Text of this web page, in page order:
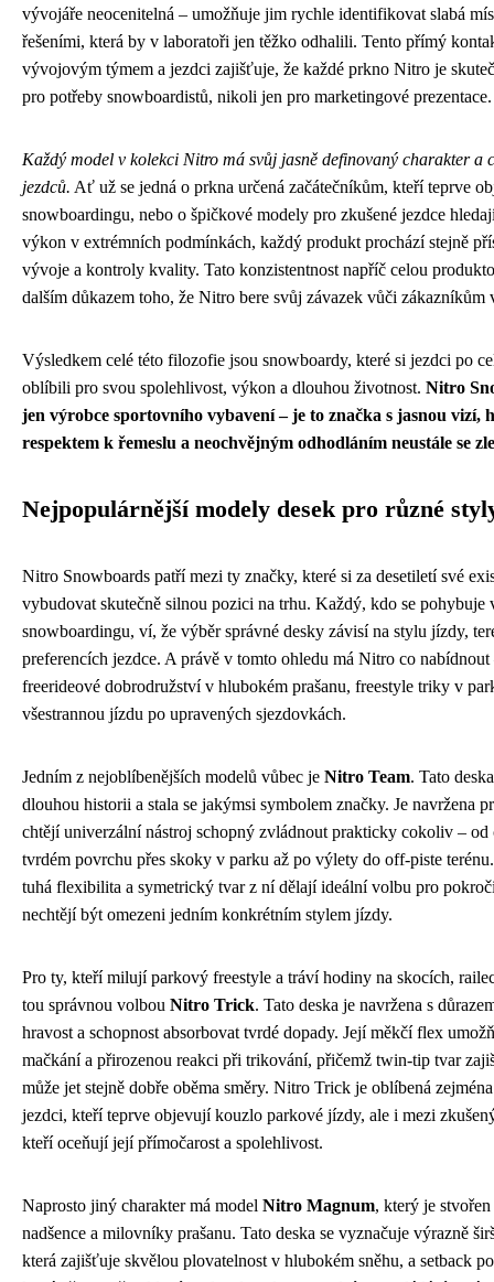
vývojáře neocenitelná – umožňuje jim rychle identifikovat slabá
řešeními, která by v laboratoři jen těžko odhalili. Tento přímý
vývojovým týmem a jezdci zajišťuje, že každé prkno Nitro je
pro potřeby snowboardistů, nikoli jen pro marketingové prezentace.
Každý model v kolekci Nitro má svůj jasně definovaný charakter a
jezdců. Ať už se jedná o prkna určená začátečníkům, kteří teprve
snowboardingu, nebo o špičkové modely pro zkušené jezdce
výkon v extrémních podmínkách, každý produkt prochází stejně
vývoje a kontroly kvality. Tato konzistentnost napříč celou
dalším důkazem toho, že Nitro bere svůj závazek vůči zákazníkům
Výsledkem celé této filozofie jsou snowboardy, které si jezdci po
oblíbili pro svou spolehlivost, výkon a dlouhou životnost. Nitro
jen výrobce sportovního vybavení – je to značka s jasnou vizí,
respektem k řemeslu a neochvějným odhodláním neustále se
Nejpopulárnější modely desek pro různé
Nitro Snowboards patří mezi ty značky, které si za desetiletí své
vybudovat skutečně silnou pozici na trhu. Každý, kdo se pohybuje
snowboardingu, ví, že výběr správné desky závisí na stylu jízdy,
preferencích jezdce. A právě v tomto ohledu má Nitro co
freerideové dobrodružství v hlubokém prašanu, freestyle triky v
všestrannou jízdu po upravených sjezdovkách.
Jedním z nejoblíbenějších modelů vůbec je Nitro Team. Tato
dlouhou historii a stala se jakýmsi symbolem značky. Je navržena
chtějí univerzální nástroj schopný zvládnout prakticky cokoliv – od
tvrdém povrchu přes skoky v parku až po výlety do off-piste
tuhá flexibilita a symetrický tvar z ní dělají ideální volbu pro
nechtějí být omezeni jedním konkrétním stylem jízdy.
Pro ty, kteří milují parkový freestyle a tráví hodiny na skocích,
tou správnou volbou Nitro Trick. Tato deska je navržena s
hravost a schopnost absorbovat tvrdé dopady. Její měkčí flex
mačkání a přirozenou reakci při trikování, přičemž twin-tip tvar
může jet stejně dobře oběma směry. Nitro Trick je oblíbená
jezdci, kteří teprve objevují kouzlo parkové jízdy, ale i mezi
kteří oceňují její přímočarost a spolehlivost.
Naprosto jiný charakter má model Nitro Magnum, který je
nadšence a milovníky prašanu. Tato deska se vyznačuje výrazně
která zajišťuje skvělou plovatelnost v hlubokém sněhu, a setback